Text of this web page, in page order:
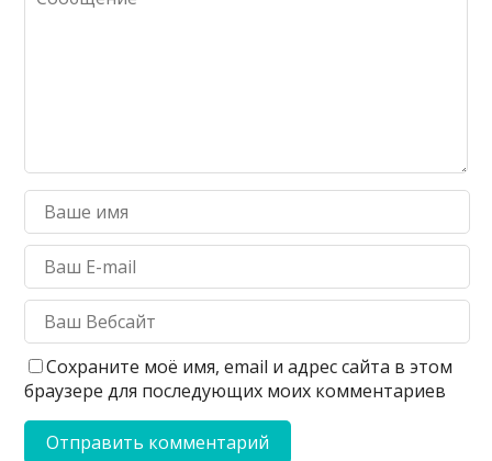
Сохраните моё имя, email и адрес сайта в этом
браузере для последующих моих комментариев